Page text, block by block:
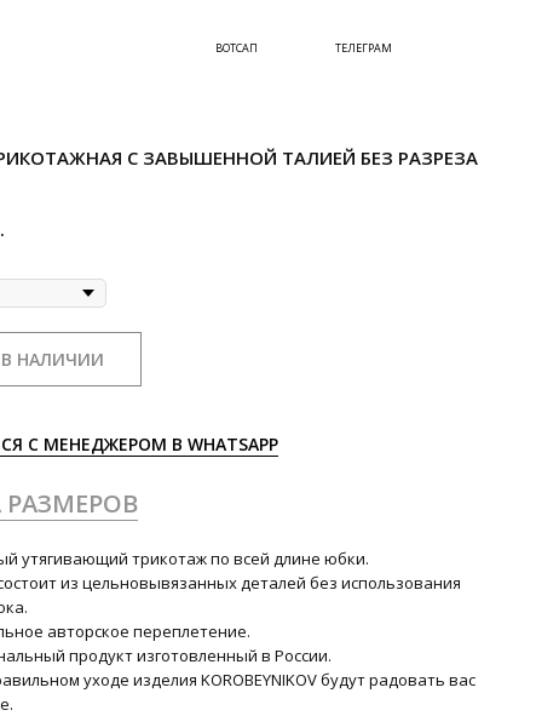
ВОТСАП ТЕЛЕГРАМ
С ЗАВЫШЕННОЙ ТАЛИЕЙ БЕЗ РАЗРЕЗА
НАЛИЧИИ
С МЕНЕДЖЕРОМ В WHATSAPP
РАЗМЕРОВ
утягивающий трикотаж по всей длине юбки.
из цельновывязанных деталей без использования
авторское переплетение.
продукт изготовленный в России.
уходе изделия KOROBEYNIKOV будут радовать вас